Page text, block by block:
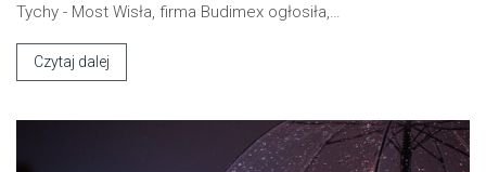
Tychy - Most Wisła, firma Budimex ogłosiła,…
Czytaj dalej